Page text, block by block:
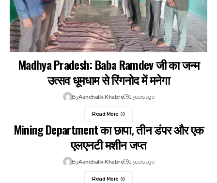
Madhya Pradesh: Baba Ramdev जी का जन्म
उत्सव धूमधाम से रिंगनोद में मनेगा
ByAanchalik Khabre 2 years ago
Read More
Mining Department का छापा, तीन डंपर और एक
एलएनटी मशीन जप्त
ByAanchalik Khabre 2 years ago
Read More